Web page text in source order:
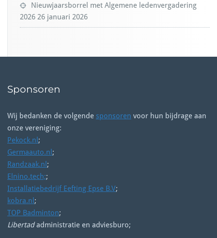
Nieuwjaarsborrel met Algemene ledenvergadering
2026 26 januari 2026
Sponsoren
Wij bedanken de volgende sponsoren voor hun bijdrage aan
onze vereniging:
Pekock.nl ;
Germaauto.nl ;
Randzaak.nl ;
Elnino.tech;;
Installatiebedrijf Eefting Epse B.V;
kobra.nl ;
TOP Badminton;
Libertadadministratie en adviesburo;